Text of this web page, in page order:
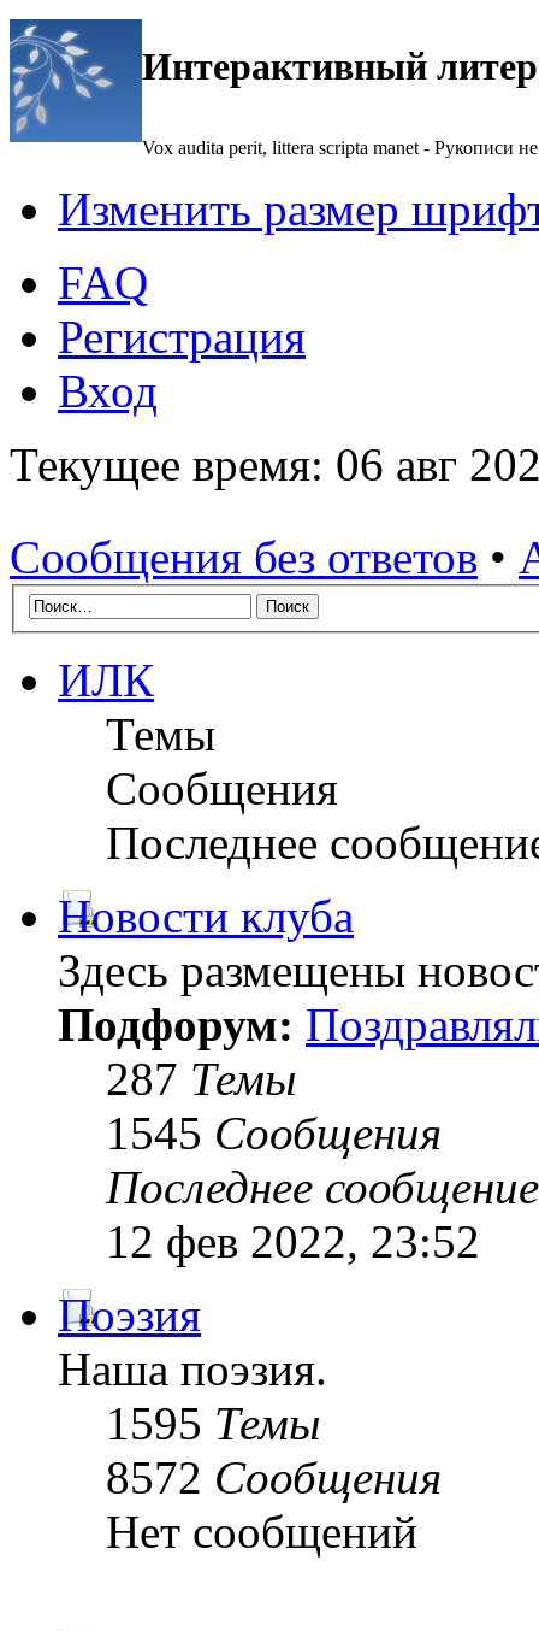
Интерактивный
Vox audita perit, littera scripta manet - Рукописи не
Изменить размер
FAQ
Регистрация
Вход
Текущее время: 06 авг
Сообщения без ответов •
ИЛК
Темы
Сообщения
Последнее
Новости клуба
Здесь размещены
Подфорум:
287 Темы
1545 Сообщения
Последнее сообщение
12 фев 2022, 23:52
Поэзия
Наша поэзия.
1595 Темы
8572 Сообщения
Нет сообщений